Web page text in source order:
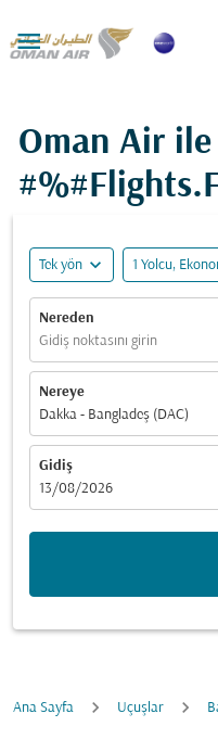

Oman Air
Tek yön expand_more 1 Yolcu,
Nereden
Gidiş noktasını girin
Nereye
Dakka - Bangladeş (DAC)
Gidiş
fc-booking-departure-date-
13/08/2026
Ana Sayfa Uçuşlar